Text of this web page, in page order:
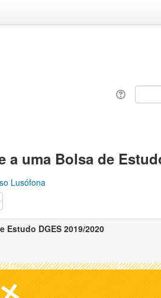
uma Bolsa de
Lusófona
DGES 2019/2020